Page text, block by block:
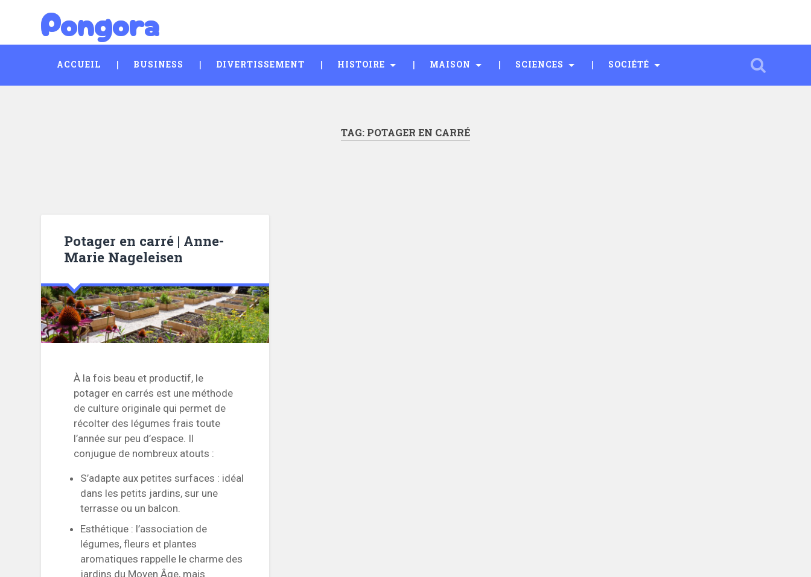
Pongora
ACCUEIL BUSINESS DIVERTISSEMENT HISTOIRE MAISON SCIENCES SOCIÉTÉ
TAG: POTAGER EN CARRÉ
Potager en carré | Anne-
Marie Nageleisen
À la fois beau et productif, le
potager en carrés est une méthode
de culture originale qui permet de
récolter des légumes frais toute
l’année sur peu d’espace. Il
conjugue de nombreux atouts :
S’adapte aux petites surfaces : idéal
dans les petits jardins, sur une
terrasse ou un balcon.
Esthétique : l’association de
légumes, fleurs et plantes
aromatiques rappelle le charme des
jardins du Moyen Âge, mais